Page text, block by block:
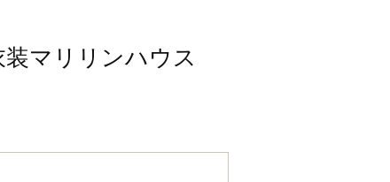
マリリンハウス